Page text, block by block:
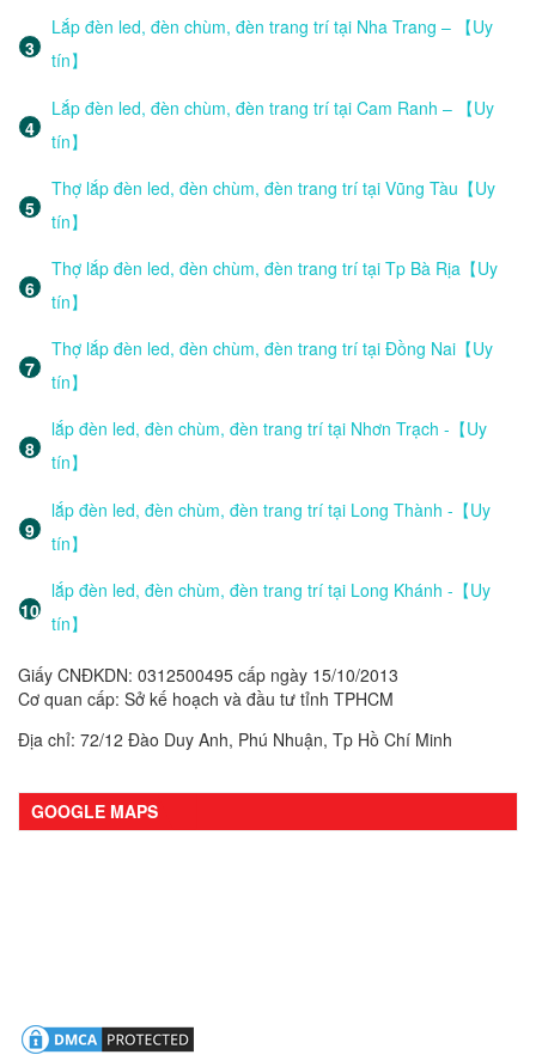
Lắp đèn led, đèn chùm, đèn trang trí tại Nha Trang – 【Uy
tín】
Lắp đèn led, đèn chùm, đèn trang trí tại Cam Ranh – 【Uy
tín】
Thợ lắp đèn led, đèn chùm, đèn trang trí tại Vũng Tàu【Uy
tín】
Thợ lắp đèn led, đèn chùm, đèn trang trí tại Tp Bà Rịa【Uy
tín】
Thợ lắp đèn led, đèn chùm, đèn trang trí tại Đồng Nai【Uy
tín】
lắp đèn led, đèn chùm, đèn trang trí tại Nhơn Trạch -【Uy
tín】
lắp đèn led, đèn chùm, đèn trang trí tại Long Thành -【Uy
tín】
lắp đèn led, đèn chùm, đèn trang trí tại Long Khánh -【Uy
tín】
Giấy CNĐKDN: 0312500495 cấp ngày 15/10/2013
Cơ quan cấp: Sở kế hoạch và đầu tư tỉnh TPHCM
Địa chỉ: 72/12 Đào Duy Anh, Phú Nhuận, Tp Hồ Chí Minh
GOOGLE MAPS